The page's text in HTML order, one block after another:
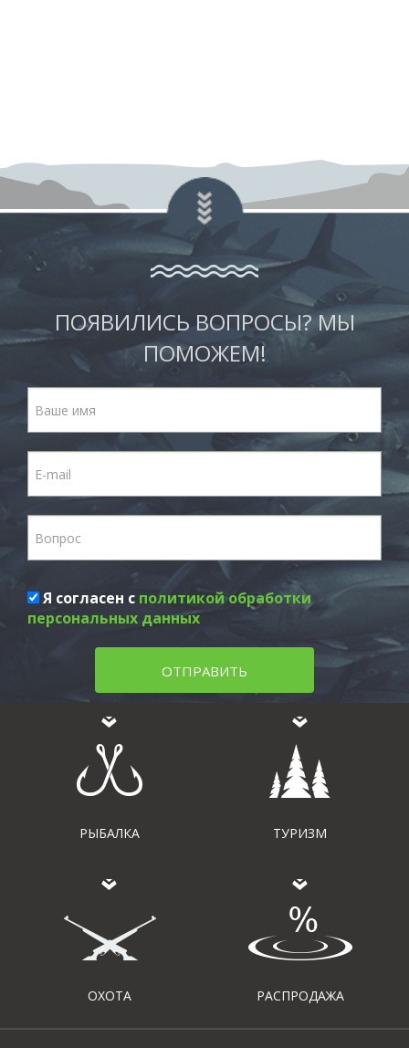
ПОЯВИЛИСЬ ВОПРОСЫ? МЫ
ПОМОЖЕМ!
Я согласен с политикой обработки
персональных данных
ОТПРАВИТЬ
РЫБАЛКА ТУРИЗМ
ОХОТА РАСПРОДАЖА